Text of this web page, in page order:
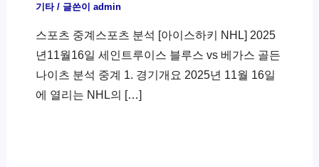
기타/ 글쓴이 admin
스포츠 중계스포츠 분석 [아이스하키 NHL] 2025
년11월16일 세인트루이스 블루스 vs 베가스 골든
나이츠 분석 중계 1. 경기개요 2025년 11월 16일
에 열리는 NHL의 […]